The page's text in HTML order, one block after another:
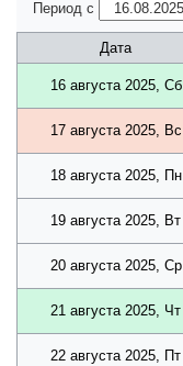
Период с
Дата
16 августа 2025, Сб
17 августа 2025, Вс
18 августа 2025, Пн
19 августа 2025, Вт
20 августа 2025, Ср
21 августа 2025, Чт
22 августа 2025, Пт